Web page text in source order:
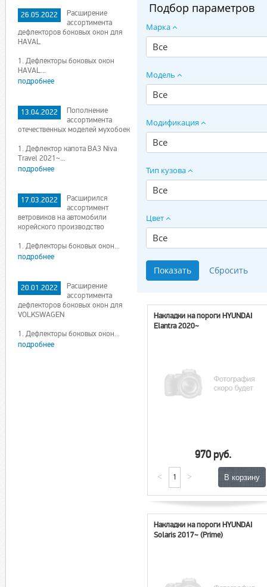
26.05.2022
Расширение
ассортимента
дефлекторов боковых окон для
HAVAL
1. Дефлекторы боковых окон
HAVAL...
подробнее
13.04.2022
Пополнение
ассортимента
отечественных моделей мухобоек
1. Дефлектор капота ВАЗ Niva
Travel 2021~...
подробнее
17.03.2022
Расширился
ассортимент
ветровиков на автомобили
корейского производство
1. Дефлекторы боковых окон...
подробнее
20.01.2022
Расширение
ассортимента
дефлекторов боковых окон для
VOLKSWAGEN
1. Дефлекторы боковых окон...
подробнее
Подбор параметров
Марка
Все
Модель
Все
Модификация
Все
Тип кузова
Все
Цвет
Все
Накладки на пороги HYUNDAI
Elantra 2020~
970 руб.
< >
Накладки на пороги HYUNDAI
Solaris 2017~ (Prime)